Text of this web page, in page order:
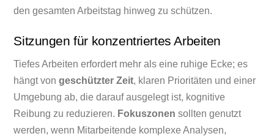
den gesamten Arbeitstag hinweg zu schützen.
Sitzungen für konzentriertes Arbeiten
Tiefes Arbeiten erfordert mehr als eine ruhige Ecke; es
hängt vongeschützter Zeit, klaren Prioritäten und einer
Umgebung ab, die darauf ausgelegt ist, kognitive
Reibung zu reduzieren. Fokuszonen sollten genutzt
werden, wenn Mitarbeitende komplexe Analysen,